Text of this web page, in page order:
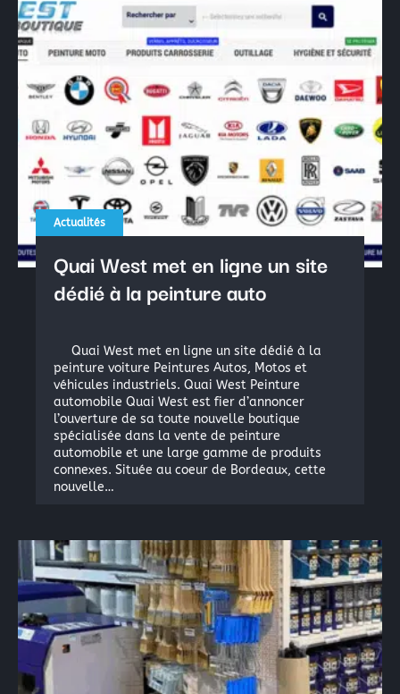
Actualités
Quai West met en ligne un site
dédié à la peinture auto
Quai West met en ligne un site dédié à la
peinture voiture Peintures Autos, Motos et
véhicules industriels. Quai West Peinture
automobile Quai West est fier d’annoncer
l’ouverture de sa toute nouvelle boutique
spécialisée dans la vente de peinture
automobile et une large gamme de produits
connexes. Située au coeur de Bordeaux, cette
nouvelle…
Rechercher
: